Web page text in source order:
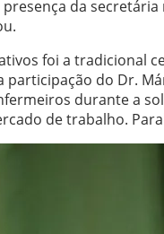
da
foi a tradicional
do Dr.
durante a
de trabalho.